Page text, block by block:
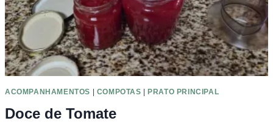
ACOMPANHAMENTOS COMPOTAS PRATO PRINCIPAL
Doce de Tomate